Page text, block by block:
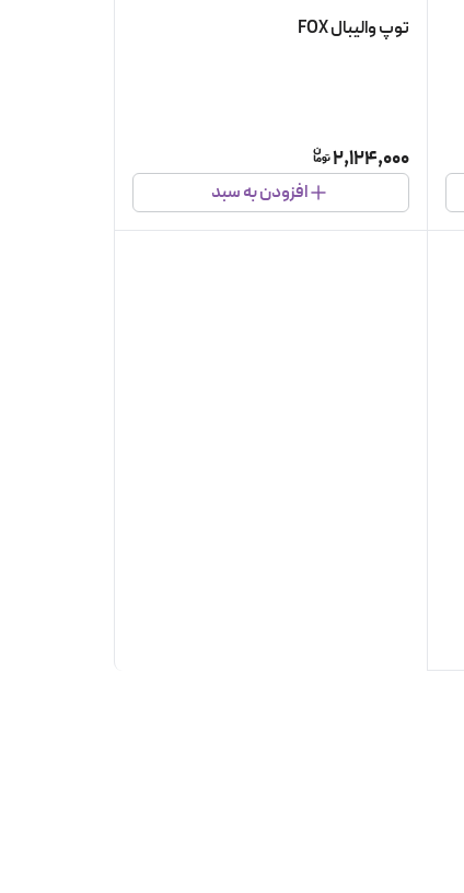
توپ والیبال FOX
2,124,000
افزودن به سبد